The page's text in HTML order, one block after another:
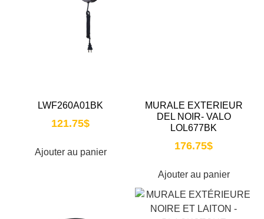
LWF260A01BK
121.75$
Ajouter au panier
MURALE EXTERIEUR
DEL NOIR- VALO
LOL677BK
176.75$
Ajouter au panier